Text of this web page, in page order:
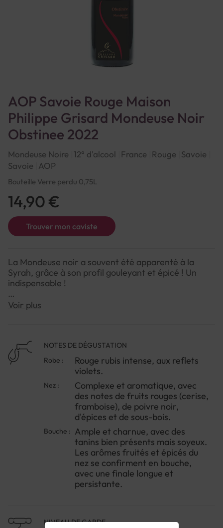
AOP Savoie Rouge Maison
Philippe Grisard Mondeuse Noir
Obstinee 2022
Mondeuse Noire 12° d'alcool France Rouge Savoie
Savoie AOP
Bouteille Verre perdu 0,75L
Trouver mon caviste
14,90 €
La Mondeuse noir a souvent été apparenté à la
Syrah, grâce à son profil gouleyant et épicé ! Un
indispensable !
Le Savoie Maison Philippe Grisard Mondeuse Noir
arômes complexes en font un vin
d'accompagnement idéal pour les repas
gastronomiques.
Voir plus
NOTES DE DÉGUSTATION
Robe :
Rouge rubis intense, aux reflets
violets.
Nez :
Complexe et aromatique, avec
des notes de fruits rouges (cerise,
framboise), de poivre noir,
d'épices et de sous-bois.
Bouche : Ample et charnue, avec des
tanins bien présents mais soyeux.
Les arômes fruités et épicés du
nez se confirment en bouche,
avec une finale longue et
persistante.
NIVEAU DE GARDE